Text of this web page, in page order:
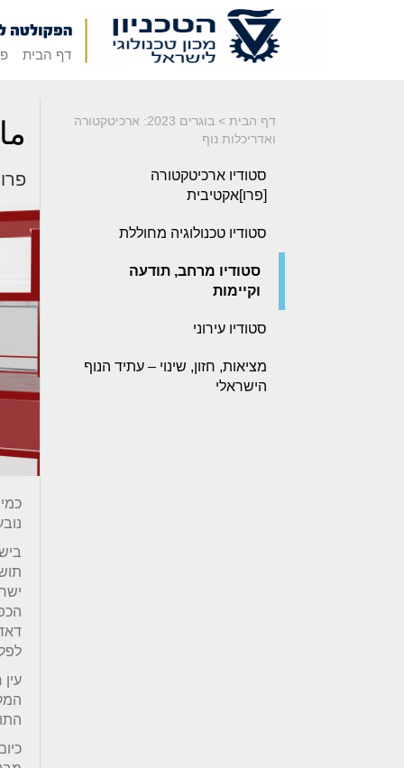
דף הבית
דף הבית >
בוגרים 2023: ארכיטקטורה
ואדריכלות נוף
סטודיו ארכיטקטורה
[פרו]אקטיבית
סטודיו טכנולוגיה מחוללת
סטודיו מרחב, תודעה
וקיימות
סטודיו עירוני
מציאות, חזון, שינוי – עתיד הנוף
הישראלי